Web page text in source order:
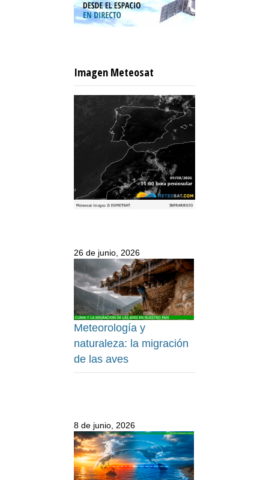
Imagen Meteosat
26 de junio, 2026
Meteorología y
naturaleza: la migración
de las aves
8 de junio, 2026